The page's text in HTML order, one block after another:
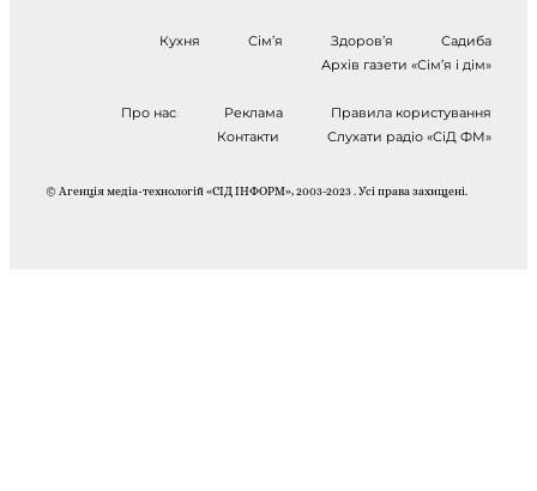
Кухня Сім’я Здоров’я
Садиба
Архів газети «Сім’я і дім»
Про нас Реклама
Правила користування
Контакти
Слухати радіо «СіД ФМ»
© Агенція медіа-технологій «СІД ІНФОРМ», 2003-2023 . Усі права захищені.